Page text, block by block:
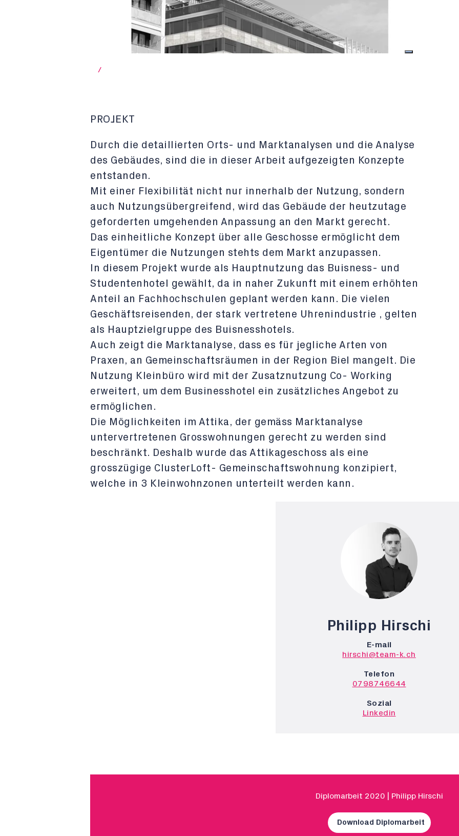
/
PROJEKT
Durch die detaillierten Orts- und Marktanalysen und die Analyse
des Gebäudes, sind die in dieser Arbeit aufgezeigten Konzepte
entstanden.
Mit einer Flexibilität nicht nur innerhalb der Nutzung, sondern
auch Nutzungsübergreifend, wird das Gebäude der heutzutage
geforderten umgehenden Anpassung an den Markt gerecht.
Das einheitliche Konzept über alle Geschosse ermöglicht dem
Eigentümer die Nutzungen stehts dem Markt anzupassen.
In diesem Projekt wurde als Hauptnutzung das Buisness- und
Studentenhotel gewählt, da in naher Zukunft mit einem erhöhten
Anteil an Fachhochschulen geplant werden kann. Die vielen
Geschäftsreisenden, der stark vertretene Uhrenindustrie , gelten
als Hauptzielgruppe des Buisnesshotels.
Auch zeigt die Marktanalyse, dass es für jegliche Arten von
Praxen, an Gemeinschaftsräumen in der Region Biel mangelt. Die
Nutzung Kleinbüro wird mit der Zusatznutzung Co- Working
erweitert, um dem Businesshotel ein zusätzliches Angebot zu
ermöglichen.
Die Möglichkeiten im Attika, der gemäss Marktanalyse
untervertretenen Grosswohnungen gerecht zu werden sind
beschränkt. Deshalb wurde das Attikageschoss als eine
grosszügige ClusterLoft- Gemeinschaftswohnung konzipiert,
welche in 3 Kleinwohnzonen unterteilt werden kann.
Philipp Hirschi
E-mail
hirschi@team-k.ch
Telefon
0798746644
Sozial
Linkedin
Diplomarbeit 2020 | Philipp Hirschi
Download Diplomarbeit